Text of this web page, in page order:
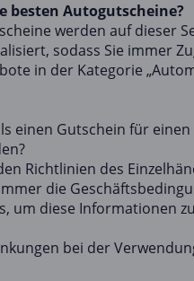
besten Autogutscheine?
werden auf dieser
sodass Sie immer
in der Kategorie
einen Gutschein für einen
Richtlinien des
die
um diese Informationen
bei der